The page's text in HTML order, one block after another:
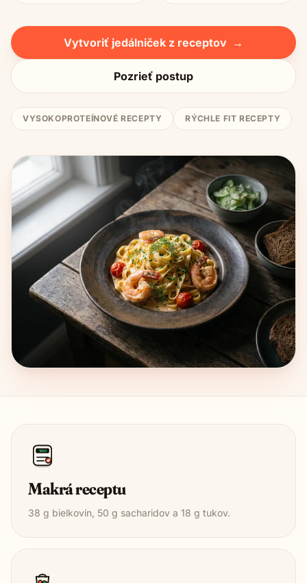
Vytvoriť jedálniček z receptov →
Pozrieť postup
VYSOKOPROTEÍNOVÉ RECEPTY RÝCHLE FIT RECEPTY
1850
Makrá receptu
38 g bielkovín, 50 g sacharidov a 18 g tukov.